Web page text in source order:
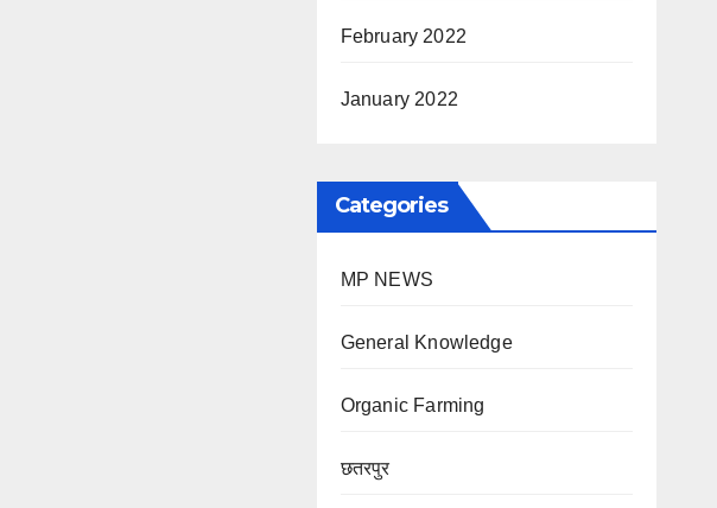
February 2022
January 2022
Categories
MP NEWS
General Knowledge
Organic Farming
छतरपुर